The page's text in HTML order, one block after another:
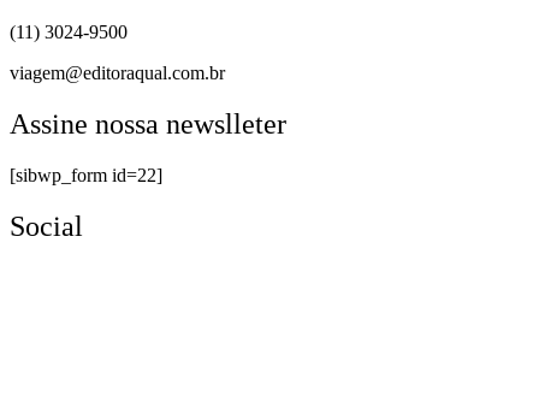
(11) 3024-9500
viagem@editoraqual.com.br
Assine nossa newslleter
[sibwp_form id=22]
Social